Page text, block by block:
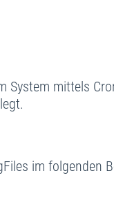
System mittels
im folgenden